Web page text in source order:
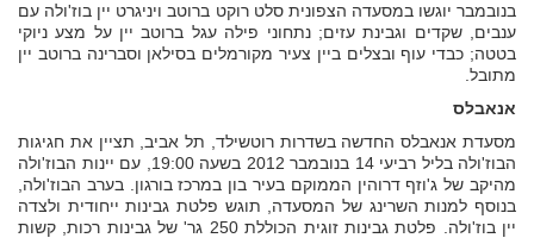
בנובמבר יוגשו במסעדה הצפונית סלט רוקט ברוטב ויניגרט יין בוז'ולה עם
ענבים, שקדים וגבינת עזים; נתחוני פילה עגל ברוטב יין על מצע ניוקי
בטטה; כבדי עוף ובצלים ביין צעיר מקורמלים בסילאן וסברינה ברוטב יין
מתובל.
אנאבלס
מסעדת אנאבלס החדשה בשדרות רוטשילד, תל אביב, תציין את חגיגות
הבוז'ולה בליל רביעי 14 בנובמבר 2012 בשעה 19:00, עם יינות הבוז'ולה
מהיקב של ג'וזף דרוהין הממוקם בעיר בון במרכז בורגון. בערב הבוז'ולה,
בנוסף למנות השרינג של המסעדה, תוגש פלטת גבינות ייחודית ולצדה
יין בוז'ולה. פלטת גבינות זוגית הכוללת 250 גר' של גבינות רכות, קשות